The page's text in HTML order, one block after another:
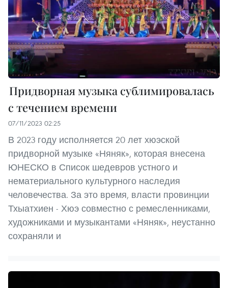
Придворная музыка сублимировалась
с течением времени
07/11/2023 02:25
В 2023 году исполняется 20 лет хюэской
придворной музыке «Няняк», которая внесена
ЮНЕСКО в Список шедевров устного и
нематериального культурного наследия
человечества. За это время, власти провинции
Тхыатхиен - Хюэ совместно с ремесленниками,
художниками и музыкантами «Няняк», неустанно
сохраняли и